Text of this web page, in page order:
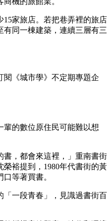
家旅店。若把巷弄裡的旅店
有同一棟建築，連續三層有三
閱《城市學》不定期專題企
輩的數位原住民可能難以想
書，都會來這裡，」重南書街
裕提到，1980年代書街的黃
等著買書。
「一段青春」，見識過書街百